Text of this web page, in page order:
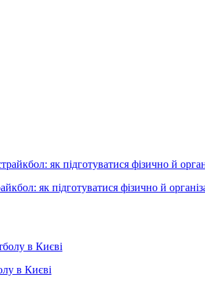
як підготуватися фізично й
в Києві